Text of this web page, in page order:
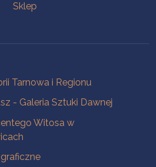
Sklep
Tarnowa i Regionu
- Galeria Sztuki Dawnej
Witosa w